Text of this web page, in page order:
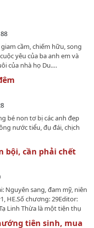
88
cầm, chiếm hữu, song
yêu của ba anh em và
của nhà họ Du.…
bé non tơ bị các anh đẹp
nước tiểu, đụ đái, chịch
bội, cần phải chết
Nguyên sang, đam mỹ, niên
HE.Số chương: 29Editor:
Linh Thừa là một tiện thụ
anh từ bỏ cả cuộc đời
tiên sinh, mua